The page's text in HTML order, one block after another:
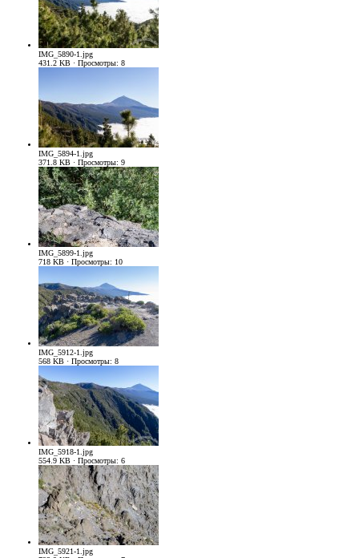
IMG_5890-1.jpg
431.2 KB · Просмотры: 8
IMG_5894-1.jpg
371.8 KB · Просмотры: 9
IMG_5899-1.jpg
718 KB · Просмотры: 10
IMG_5912-1.jpg
568 KB · Просмотры: 8
IMG_5918-1.jpg
554.9 KB · Просмотры: 6
IMG_5921-1.jpg